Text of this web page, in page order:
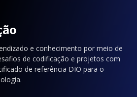
e conhecimento por meio de
de codificação e projetos com
de referência DIO para o